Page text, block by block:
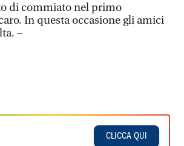
di commiato nel primo
In questa occasione gli amici
–
CLICCA QUI